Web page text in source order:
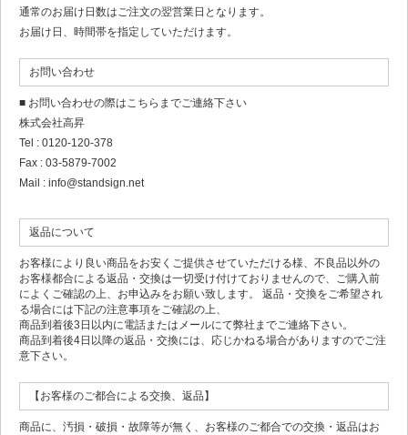
通常のお届け日数はご注文の翌営業日となります。
お届け日、時間帯を指定していただけます。
お問い合わせ
■ お問い合わせの際はこちらまでご連絡下さい
株式会社高昇
Tel : 0120-120-378
Fax : 03-5879-7002
Mail : info@standsign.net
返品について
お客様により良い商品をお安くご提供させていただける様、不良品以外の
お客様都合による返品・交換は一切受け付けておりませんので、ご購入前
によくご確認の上、お申込みをお願い致します。 返品・交換をご希望され
る場合には下記の注意事項をご確認の上、
商品到着後3日以内に電話またはメールにて弊社までご連絡下さい。
商品到着後4日以降の返品・交換には、応じかねる場合がありますのでご注
意下さい。
【お客様のご都合による交換、返品】
商品に、汚損・破損・故障等が無く、お客様のご都合での交換・返品はお